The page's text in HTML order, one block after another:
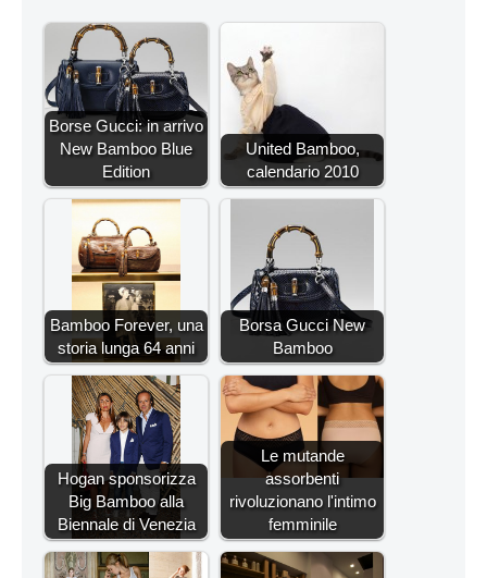
Borse Gucci: in arrivo
New Bamboo Blue
Edition
United Bamboo,
calendario 2010
Bamboo Forever, una
storia lunga 64 anni
Borsa Gucci New
Bamboo
Hogan sponsorizza
Big Bamboo alla
Biennale di Venezia
Le mutande
assorbenti
rivoluzionano l'intimo
femminile